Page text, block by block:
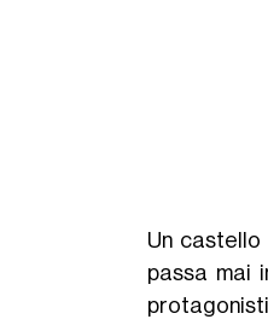
Un
passa mai
protagonisti